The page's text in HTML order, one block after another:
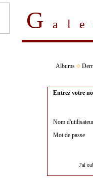
G
Albums
Entrez votre
Nom
Mot de passe
J'ai